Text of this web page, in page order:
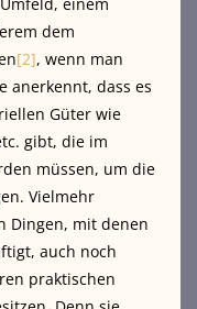
dem
[2], wenn man
anerkennt, dass es
Güter wie
gibt, die im
müssen, um die
Vielmehr
Dingen, mit denen
auch noch
praktischen